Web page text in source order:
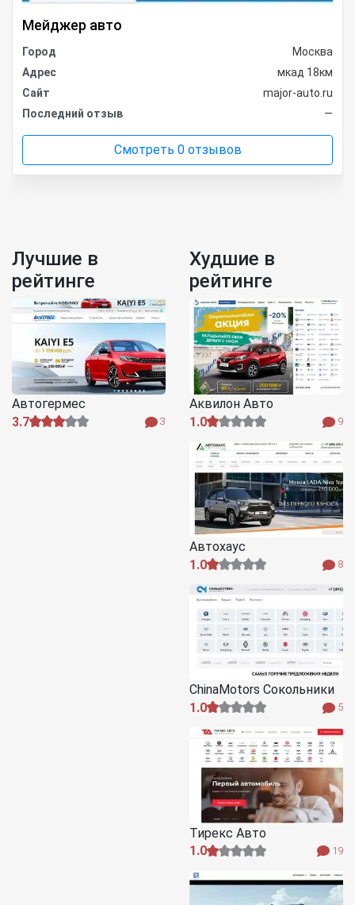
Мейджер авто
Город
Москва
Адрес
мкад 18км
Сайт
major-auto.ru
Последний отзыв
—
Смотреть 0 отзывов
Лучшие в
рейтинге
Автогермес
3.7
3
Худшие в
рейтинге
Аквилон Авто
1.0
9
Автохаус
1.0
8
ChinaMotors Сокольники
1.0
5
Тирекс Авто
1.0
19